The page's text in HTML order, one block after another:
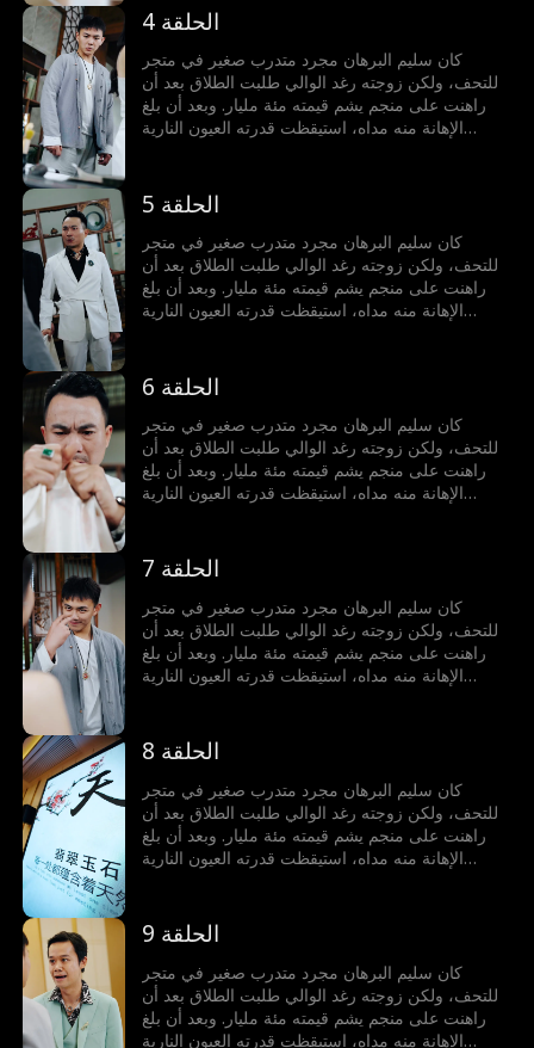
والزائف، يعيش في الدنيا كما يشاء ويفعل ما يحلو له
الحلقة 4
كان سليم البرهان مجرد متدرب صغير في متجر
للتحف، ولكن زوجته رغد الوالي طلبت الطلاق بعد أن
راهنت على منجم يشم قيمته مئة مليار. وبعد أن بلغ
الإهانة منه مداه، استيقظت قدرته العيون النارية
والزائف، يعيش في الدنيا كما يشاء ويفعل ما يحلو له
الحلقة 5
كان سليم البرهان مجرد متدرب صغير في متجر
للتحف، ولكن زوجته رغد الوالي طلبت الطلاق بعد أن
راهنت على منجم يشم قيمته مئة مليار. وبعد أن بلغ
الإهانة منه مداه، استيقظت قدرته العيون النارية
والزائف، يعيش في الدنيا كما يشاء ويفعل ما يحلو له
الحلقة 6
كان سليم البرهان مجرد متدرب صغير في متجر
للتحف، ولكن زوجته رغد الوالي طلبت الطلاق بعد أن
راهنت على منجم يشم قيمته مئة مليار. وبعد أن بلغ
الإهانة منه مداه، استيقظت قدرته العيون النارية
والزائف، يعيش في الدنيا كما يشاء ويفعل ما يحلو له
الحلقة 7
كان سليم البرهان مجرد متدرب صغير في متجر
للتحف، ولكن زوجته رغد الوالي طلبت الطلاق بعد أن
راهنت على منجم يشم قيمته مئة مليار. وبعد أن بلغ
الإهانة منه مداه، استيقظت قدرته العيون النارية
والزائف، يعيش في الدنيا كما يشاء ويفعل ما يحلو له
الحلقة 8
كان سليم البرهان مجرد متدرب صغير في متجر
للتحف، ولكن زوجته رغد الوالي طلبت الطلاق بعد أن
راهنت على منجم يشم قيمته مئة مليار. وبعد أن بلغ
الإهانة منه مداه، استيقظت قدرته العيون النارية
والزائف، يعيش في الدنيا كما يشاء ويفعل ما يحلو له
الحلقة 9
كان سليم البرهان مجرد متدرب صغير في متجر
للتحف، ولكن زوجته رغد الوالي طلبت الطلاق بعد أن
راهنت على منجم يشم قيمته مئة مليار. وبعد أن بلغ
الإهانة منه مداه، استيقظت قدرته العيون النارية